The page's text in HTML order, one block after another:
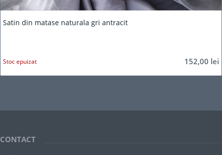
Satin din matase naturala gri antracit
152,00 lei
Stoc epuizat
CONTACT